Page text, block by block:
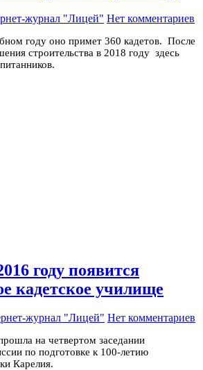
журнал "Лицей" Нет комментариев
году оно примет 360 кадетов. После
строительства в 2018 году здесь
году появится
кадетское училище
журнал "Лицей" Нет комментариев
на четвертом заседании
по подготовке к 100-летию
Карелия.